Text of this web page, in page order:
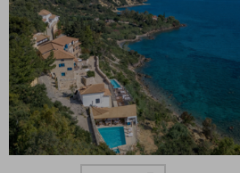
Une
piscine
agréable
pour se
rafraîchir